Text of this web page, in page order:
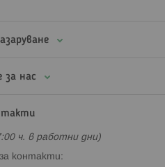
за нас
ч. в работни дни)
контакти: